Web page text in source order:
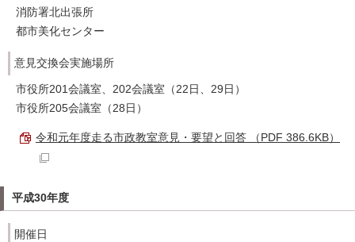
消防署北出張所
都市美化センター
意見交換会実施場所
市役所201会議室、202会議室（22日、29日）
市役所205会議室（28日）
令和元年度走る市政教室意見・要望と回答 （PDF 386.6KB）
平成30年度
開催日